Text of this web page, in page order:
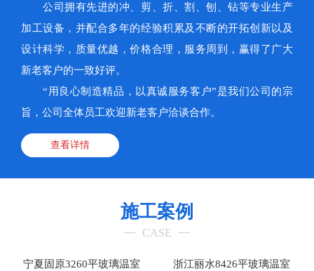
公司拥有先进的冲、剪、折、割、刨、钻等专业生产
加工设备，并配合多年的经验积累及不断的开拓创新以及
设计科学，质量优越，价格合理，服务周到，赢得了广大
新老客户的一致好评。
“用良心制造精品，以真诚服务客户”是我们公司的宗
旨，公司全体员工欢迎新老客户洽谈合作。
查看详情
施工案例
CASE
宁夏固原3260平玻璃温室 浙江丽水8426平玻璃温室